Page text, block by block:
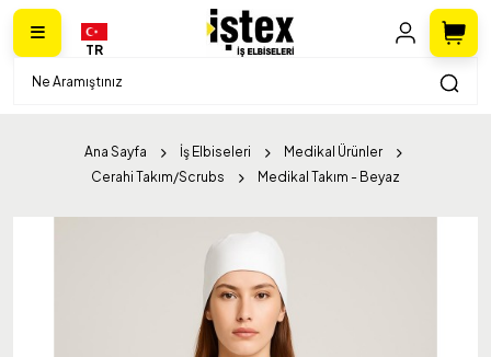
TR
Ana Sayfa İş Elbiseleri
Medikal Ürünler
Cerahi Takım/Scrubs
Medikal Takım - Beyaz